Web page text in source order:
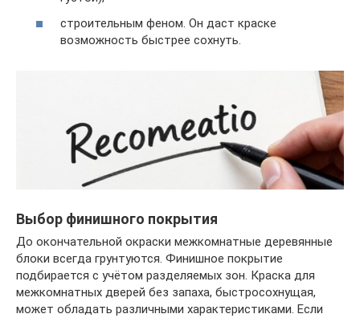
строительным феном. Он даст краске
возможность быстрее сохнуть.
Выбор финишного покрытия
До окончательной окраски межкомнатные деревянные
блоки всегда грунтуются. Финишное покрытие
подбирается с учётом разделяемых зон. Краска для
межкомнатных дверей без запаха, быстросохнущая,
может обладать различными характеристиками. Если